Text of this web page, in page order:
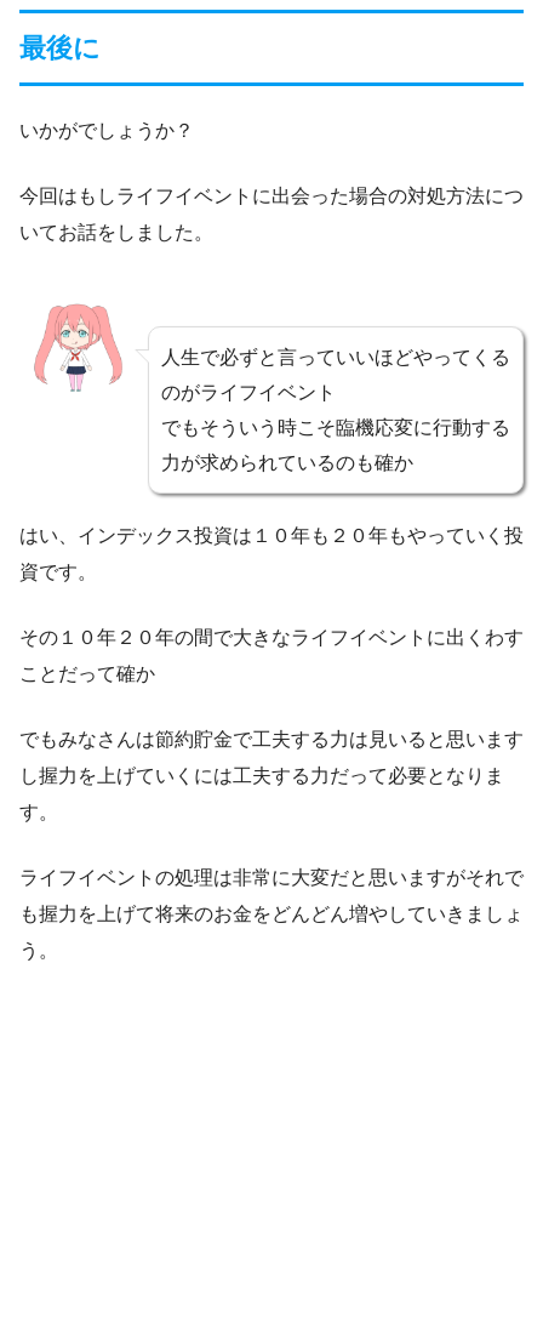
最後に
いかがでしょうか？
今回はもしライフイベントに出会った場合の対処方法につ
いてお話をしました。
人生で必ずと言っていいほどやってくる
のがライフイベント
でもそういう時こそ臨機応変に行動する
力が求められているのも確か
はい、インデックス投資は１０年も２０年もやっていく投
資です。
その１０年２０年の間で大きなライフイベントに出くわす
ことだって確か
でもみなさんは節約貯金で工夫する力は見いると思います
し握力を上げていくには工夫する力だって必要となりま
す。
ライフイベントの処理は非常に大変だと思いますがそれで
も握力を上げて将来のお金をどんどん増やしていきましょ
う。